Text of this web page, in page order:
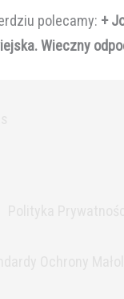
polecamy: +
Wieczny